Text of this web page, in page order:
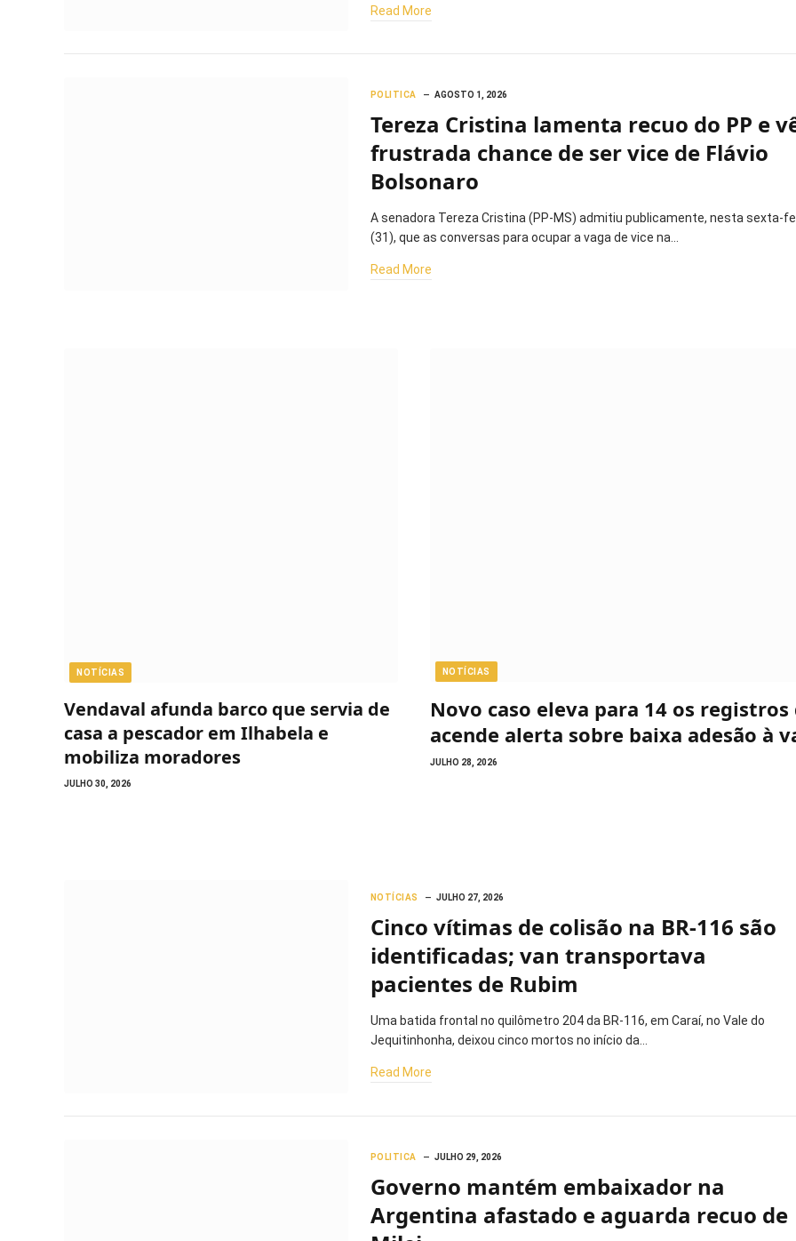
Read More
POLITICA AGOSTO 1, 2026
Tereza Cristina lamenta recuo do PP e
frustrada chance de ser vice de Flávio
Bolsonaro
A senadora Tereza Cristina (PP-MS) admitiu publicamente, nesta sexta-
(31), que as conversas para ocupar a vaga de vice na…
Read More
NOTÍCIAS
Vendaval afunda barco que servia de
casa a pescador em Ilhabela e
mobiliza moradores
JULHO 30, 2026
NOTÍCIAS
Novo caso eleva para 14 os registros
acende alerta sobre baixa adesão à
JULHO 28, 2026
NOTÍCIAS JULHO 27, 2026
Cinco vítimas de colisão na BR-116 são
identificadas; van transportava
pacientes de Rubim
Uma batida frontal no quilômetro 204 da BR-116, em Caraí, no Vale do
Jequitinhonha, deixou cinco mortos no início da…
Read More
POLITICA JULHO 29, 2026
Governo mantém embaixador na
Argentina afastado e aguarda recuo de